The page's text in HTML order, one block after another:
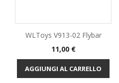
WLToys V913-02 Flybar
Prezzo
11,00 €
AGGIUNGI AL CARRELLO